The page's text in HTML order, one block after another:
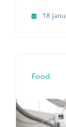
18
Food